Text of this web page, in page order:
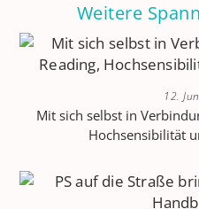
Weitere
12.
Mit sich selbst in
Hochsensibilität